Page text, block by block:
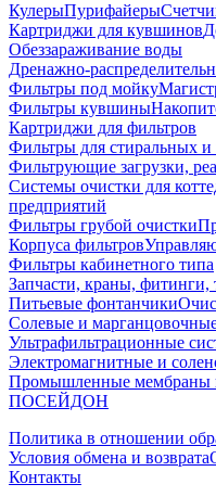
КулерыПурифайеры
Картриджи для кувшинов
Обеззараживание воды
Дренажно-
Фильтры под мойку
Фильтры кувшины
Картриджи для фильтров
Фильтры для стиральных
Фильтрующие загрузки,
Системы очистки для
предприятий
Фильтры грубой очистки
Корпуса фильтров
Фильтры кабинетного типа
Запчасти, краны,
Питьевые фонтанчики
Солевые и
Ультрафильтрационные
Электромагнитные и
Промышленные мембраны
ПОСЕЙДОН
Политика в отношении
Условия обмена и возврата
Контакты